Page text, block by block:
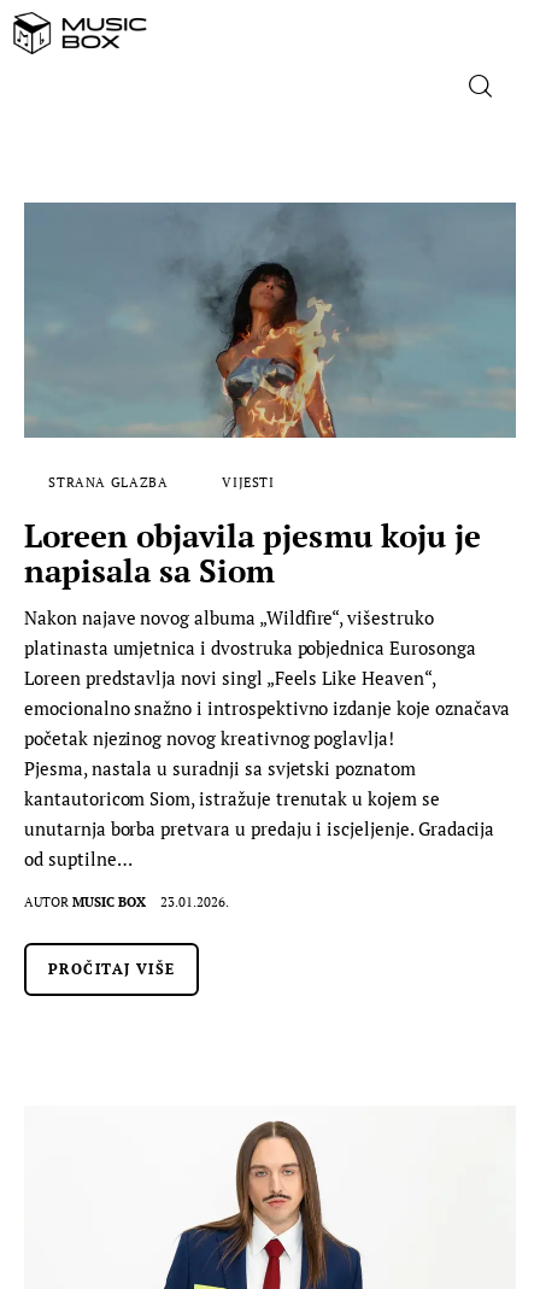
STRANA GLAZBA
MUSIC BOX
STRANA GLAZBA VIJESTI
Loreen objavila pjesmu koju je
napisala sa Siom
Nakon najave novog albuma „Wildfire“, višestruko
platinasta umjetnica i dvostruka pobjednica Eurosonga
Loreen predstavlja novi singl „Feels Like Heaven“,
emocionalno snažno i introspektivno izdanje koje označava
početak njezinog novog kreativnog poglavlja!
Pjesma, nastala u suradnji sa svjetski poznatom
kantautoricom Siom, istražuje trenutak u kojem se
unutarnja borba pretvara u predaju i iscjeljenje. Gradacija
od suptilne…
AUTOR MUSIC BOX 23.01.2026.
PROČITAJ VIŠE